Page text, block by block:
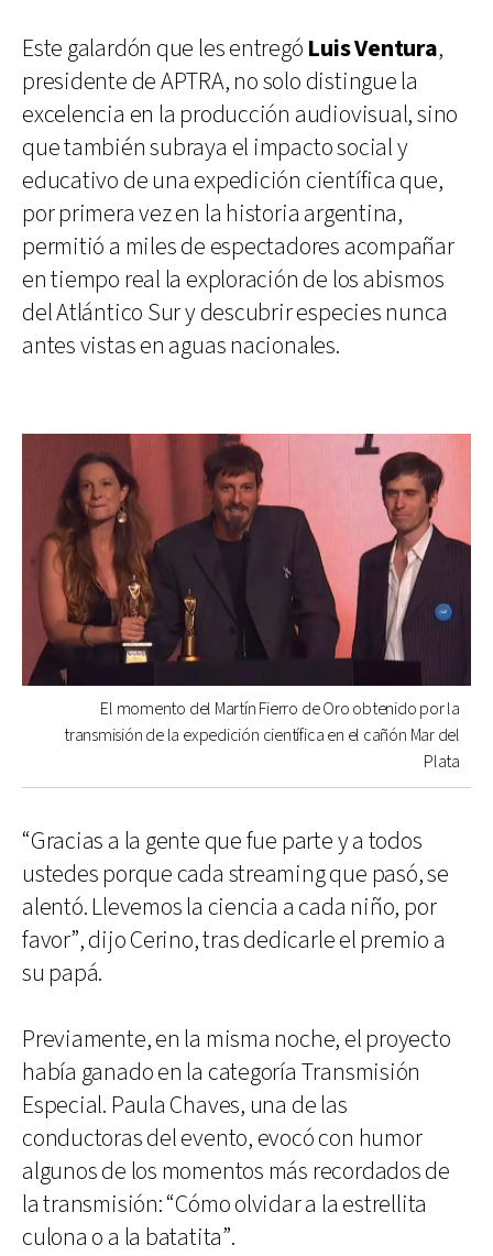
Este galardón que les entregó Luis Ventura,
presidente de APTRA, no solo distingue la
excelencia en la producción audiovisual, sino
que también subraya el impacto social y
educativo de una expedición científica que,
por primera vez en la historia argentina,
permitió a miles de espectadores acompañar
en tiempo real la exploración de los abismos
del Atlántico Sur y descubrir especies nunca
antes vistas en aguas nacionales.
El momento del Martín Fierro de Oro obtenido por la
transmisión de la expedición científica en el cañón Mar del
Plata
“Gracias a la gente que fue parte y a todos
ustedes porque cada streaming que pasó, se
alentó. Llevemos la ciencia a cada niño, por
favor”, dijo Cerino, tras dedicarle el premio a
su papá.
Previamente, en la misma noche, el proyecto
había ganado en la categoría Transmisión
Especial. Paula Chaves, una de las
conductoras del evento, evocó con humor
algunos de los momentos más recordados de
la transmisión: “Cómo olvidar a la estrellita
culona o a la batatita”.